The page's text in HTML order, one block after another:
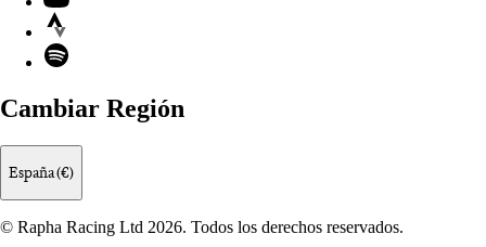
Strava
Spotify
Cambiar Región
España (€)
© Rapha Racing Ltd 2026. Todos los derechos reservados.